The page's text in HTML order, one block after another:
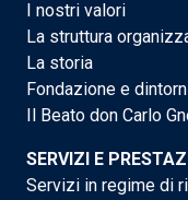
I nostri valori
La struttura
La storia
Fondazione e
Il Beato don Carlo
SERVIZI E
Servizi in regime di